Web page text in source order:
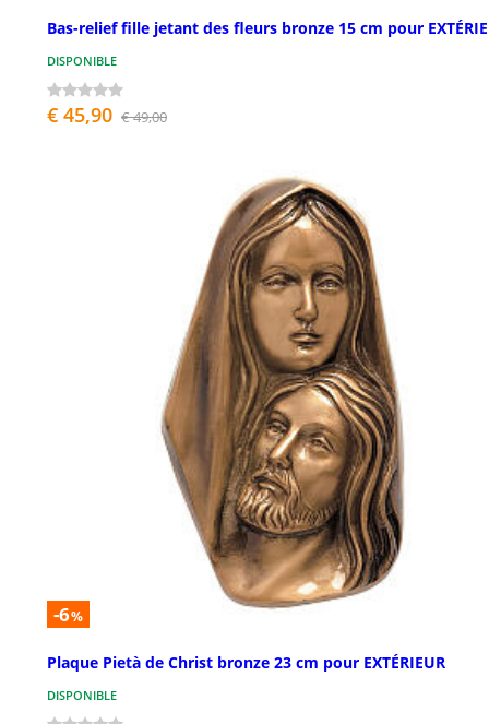
Bas-relief fille jetant des fleurs bronze 15 cm pour
DISPONIBLE
€ 45,90 € 49,00
-6%
Plaque Pietà de Christ bronze 23 cm pour EXTÉRIEUR
DISPONIBLE